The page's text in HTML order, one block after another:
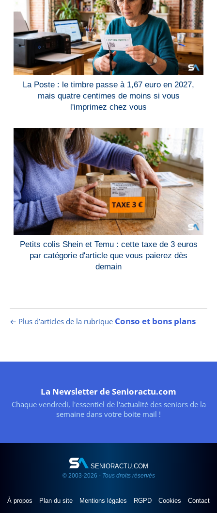
La Poste : le timbre passe à 1,67 euro en 2027,
mais quatre centimes de moins si vous
l'imprimez chez vous
Petits colis Shein et Temu : cette taxe de 3 euros
par catégorie d'article que vous paierez dès
demain
← Plus d’articles de la rubrique Conso et bons plans
La Newsletter de Senioractu.com
Chaque vendredi, l'essentiel de l'actualité des seniors de la
semaine dans votre boite mail !
SENIORACTU.COM
© 2003-2026 - Tous droits réservés
À propos Plan du site Mentions légales RGPD Cookies Contact